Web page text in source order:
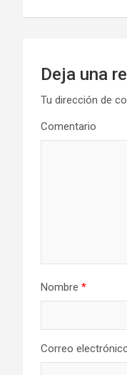
entradas
Deja una
Tu dirección de
Comentario
Nombre *
Correo